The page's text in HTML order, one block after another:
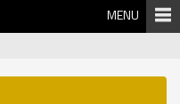
MENU